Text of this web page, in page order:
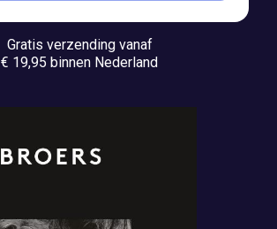
Gratis verzending vanaf
€ 19,95 binnen Nederland